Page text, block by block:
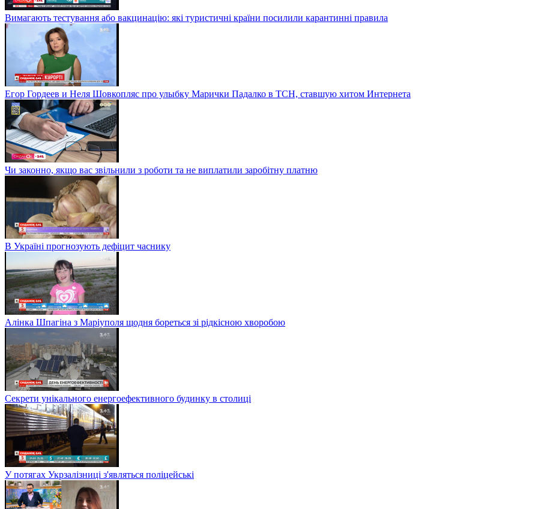
Вимагають тестування або вакцинацію: які туристичні країни посилили карантинні правила
Егор Гордеев и Неля Шовкопляс про улыбку Марички Падалко в ТСН, ставшую хитом Интернета
Чи законно, якщо вас звільнили з роботи та не виплатили заробітну платню
В Україні прогнозують дефіцит часнику
Алінка Шпагіна з Маріуполя щодня бореться зі рідкісною хворобою
Секрети унікального енергоефективного будинку в столиці
У потягах Укрзалізниці з'являться поліцейські